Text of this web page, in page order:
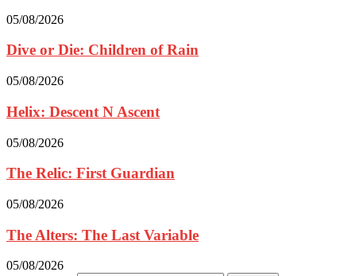
05/08/2026
Dive or Die: Children of Rain
05/08/2026
Helix: Descent N Ascent
05/08/2026
The Relic: First Guardian
05/08/2026
The Alters: The Last Variable
05/08/2026